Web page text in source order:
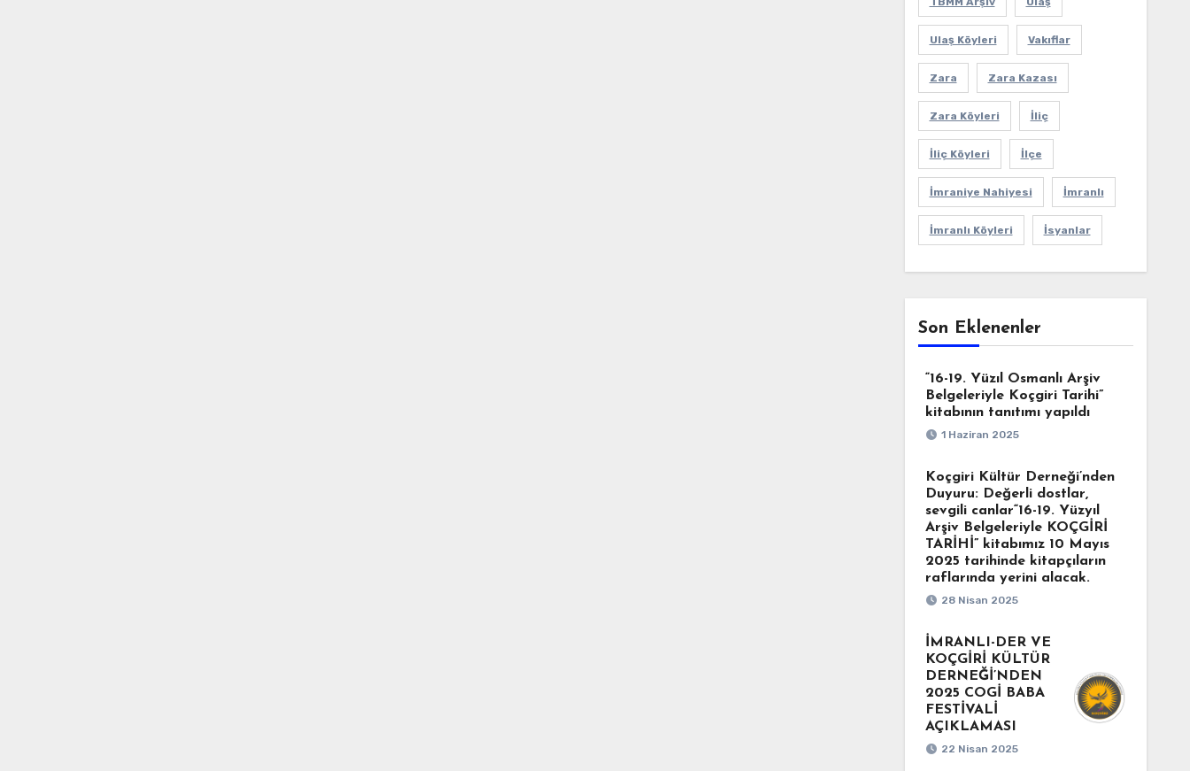
Ulaş Köyleri Vakıflar
Zara Zara Kazası
Zara Köyleri İliç
İliç Köyleri İlçe
İmraniye Nahiyesi İmranlı
İmranlı Köyleri İsyanlar
Son Eklenenler
“16-19. Yüzıl Osmanlı Arşiv
Belgeleriyle Koçgiri Tarihi”
kitabının tanıtımı yapıldı
1 Haziran 2025
Koçgiri Kültür Derneği’nden
Duyuru: Değerli dostlar,
sevgili canlar“16-19. Yüzyıl
Arşiv Belgeleriyle KOÇGİRİ
TARİHİ” kitabımız 10 Mayıs
2025 tarihinde kitapçıların
raflarında yerini alacak.
28 Nisan 2025
İMRANLI-DER VE
KOÇGİRİ KÜLTÜR
DERNEĞİ’NDEN
2025 COGİ BABA
FESTİVALİ
AÇIKLAMASI
22 Nisan 2025